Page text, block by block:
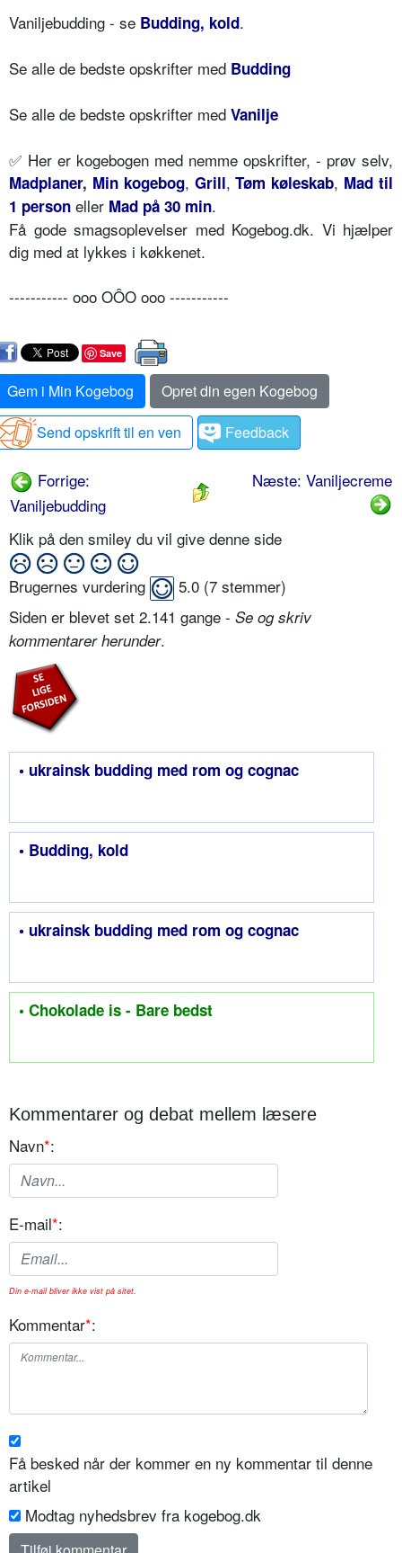
Vaniljebudding - se Budding, kold.
Se alle de bedste opskrifter med Budding
Se alle de bedste opskrifter med Vanilje
✅ Her er kogebogen med nemme opskrifter, - prøv selv,
Madplaner, Min kogebog, Grill,Tøm køleskab, Mad til
1 person eller Mad på 30 min.
Få gode smagsoplevelser med Kogebog.dk. Vi hjælper
dig med at lykkes i køkkenet.
----------- ooo OÔO ooo -----------
Save
Gem i Min Kogebog
Opret din egen Kogebog
Send opskrift til en ven
Feedback
Forrige:
Vaniljebudding
Næste: Vaniljecreme
Klik på den smiley du vil give denne side
Brugernes vurdering 5.0 (7 stemmer)
Siden er blevet set 2.141 gange - Se og skriv
kommentarer herunder.
• ukrainsk budding med rom og cognac
• Budding, kold
• ukrainsk budding med rom og cognac
• Chokolade is - Bare bedst
Kommentarer og debat mellem læsere
Navn*:
E-mail*:
Din e-mail bliver ikke vist på sitet.
Kommentar*:
Få besked når der kommer en ny kommentar til denne
artikel
Modtag nyhedsbrev fra kogebog.dk